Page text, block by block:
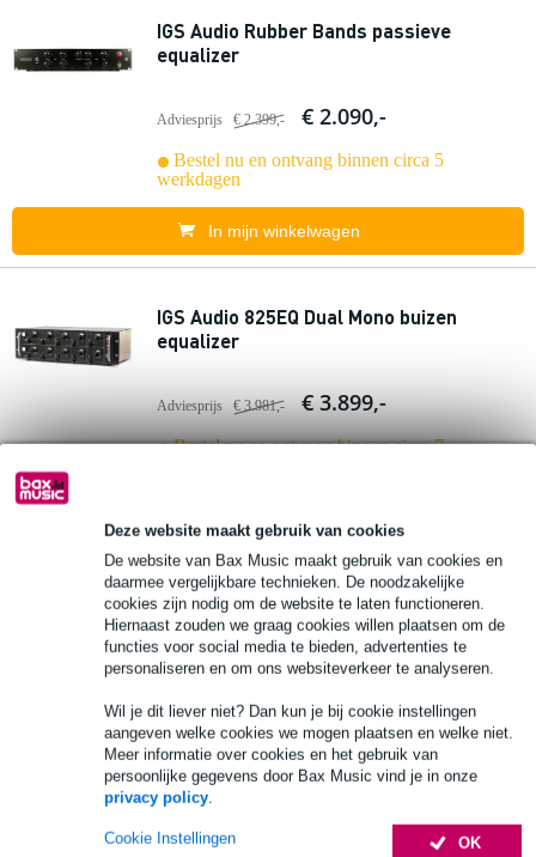
Deze website maakt gebruik van cookies
De website van Bax Music maakt gebruik van cookies en
daarmee vergelijkbare technieken. De noodzakelijke
cookies zijn nodig om de website te laten functioneren.
Hiernaast zouden we graag cookies willen plaatsen om de
functies voor social media te bieden, advertenties te
personaliseren en om ons websiteverkeer te analyseren.
Wil je dit liever niet? Dan kun je bij cookie instellingen
aangeven welke cookies we mogen plaatsen en welke niet.
Meer informatie over cookies en het gebruik van
persoonlijke gegevens door Bax Music vind je in onze
privacy policy.
OK
Cookie Instellingen
IGS Audio Rubber Bands passieve
equalizer
Adviesprijs € 2.399,- € 2.090,-
Bestel nu en ontvang binnen circa 5
werkdagen
In mijn winkelwagen
IGS Audio 825EQ Dual Mono buizen
equalizer
Adviesprijs € 3.981,- € 3.899,-
Bestel nu en ontvang binnen circa 7